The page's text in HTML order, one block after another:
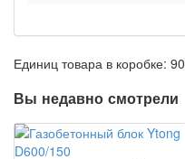
Единиц товара в коробке: 90
Вы недавно смотрели